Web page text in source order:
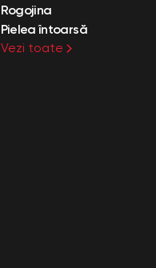
Rogojina
Pielea întoarsă
Vezi toate